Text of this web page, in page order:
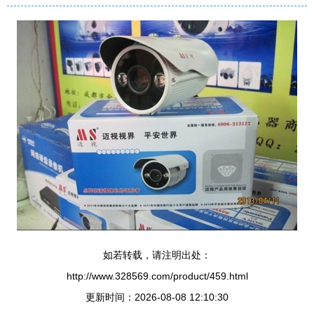
如若转载，请注明出处：
http://www.328569.com/product/459.html
更新时间：2026-08-08 12:10:30